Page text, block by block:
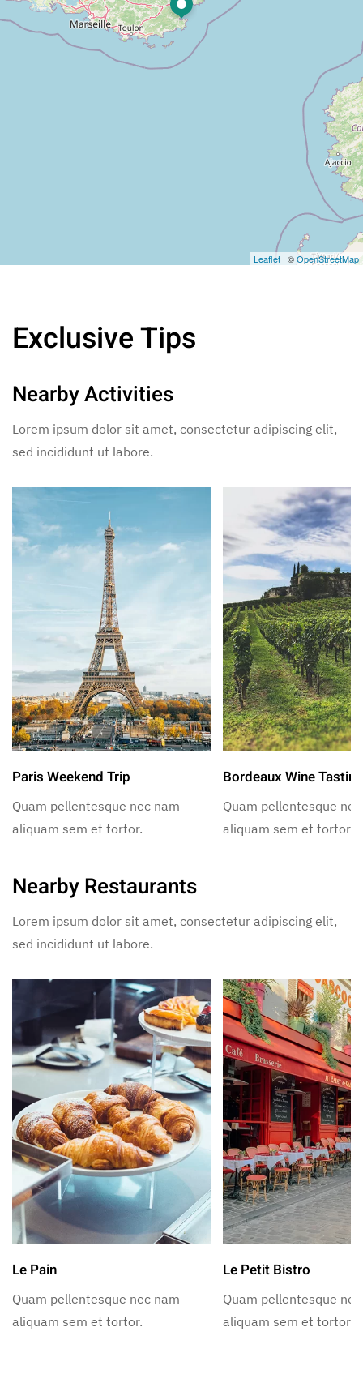
Leaflet | ©OpenStreetMap
Exclusive Tips
Nearby Activities
Lorem ipsum dolor sit amet, consectetur adipiscing elit,
sed incididunt ut labore.
Paris Weekend Trip
Quam pellentesque nec nam
aliquam sem et tortor.
Bordeaux Wine Tasting
Quam pellentesque
aliquam sem et tortor.
Nearby Restaurants
Lorem ipsum dolor sit amet, consectetur adipiscing elit,
sed incididunt ut labore.
Le Pain
Quam pellentesque nec nam
aliquam sem et tortor.
Le Petit Bistro
Quam pellentesque
aliquam sem et tortor.